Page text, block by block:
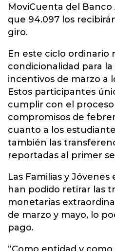
MoviCuenta del
que 94.097 los
giro.
En este ciclo ordinario
condicionalidad para
incentivos de marzo a
Estos participantes
cumplir con el
compromisos de
cuanto a los
también las
reportadas al primer
Las Familias y
han podido retirar las
monetarias
de marzo y mayo, lo
pago.